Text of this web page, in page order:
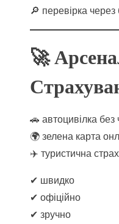
🔎 перевірка через
🚀
🚗 автоцивілка без
🌍 зелена карта
✈️ туристична
✔ швидко
✔ офіційно
✔ зручно